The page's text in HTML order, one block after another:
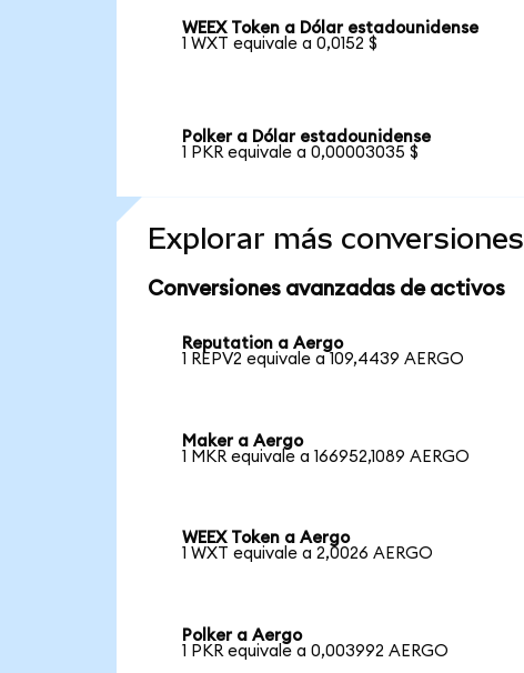
WEEX Token a Dólar estadounidense
1 WXT equivale a 0,0152 $
Polker a Dólar estadounidense
1 PKR equivale a 0,00003035 $
Explorar más conversiones
Conversiones avanzadas de activos
Reputation a Aergo
1 REPV2 equivale a 109,4439 AERGO
Maker a Aergo
1 MKR equivale a 166952,1089 AERGO
WEEX Token a Aergo
1 WXT equivale a 2,0026 AERGO
Polker a Aergo
1 PKR equivale a 0,003992 AERGO